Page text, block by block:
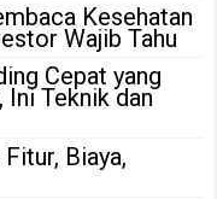
Kesehatan
Wajib Tahu
Cepat yang
Ini Teknik dan
Biaya,